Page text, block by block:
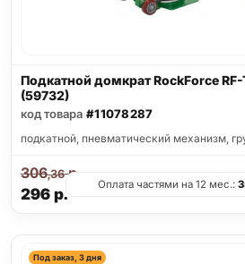
Подкатной домкрат RockForce RF-
(59732)
код товара #11078287
подкатной, пневматический механизм,
296р.
306,36р.
Оплата частями на 12 мес.:
Под заказ, 3 дня